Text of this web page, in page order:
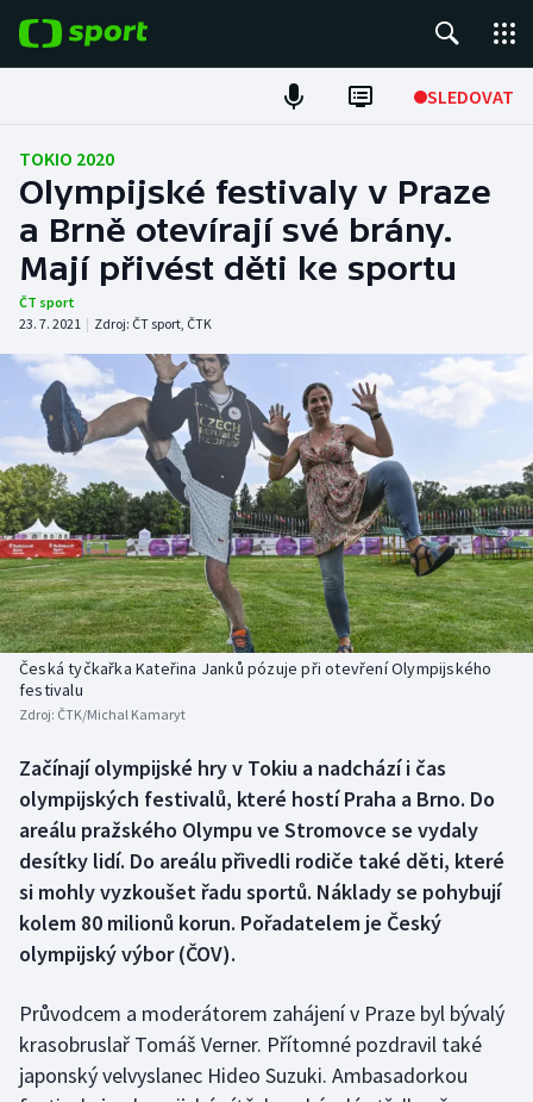
SLEDOVAT
Fotbal
Hokej
Tenis
Atletika
Cyklistika
DALŠÍ SPORTY
Americký fotbal
Baseball a softbal
Basketbal
Biatlon
Boby a skeleton
Box
Curling
Dostihy
Florbal
Futsal
NEPŘEHLÉDNĚTE
Soutěže
Historické návraty
Aplikace ČT sport
AZ kvíz
TOKIO 2020
Olympijské festivaly v Praze
a Brně otevírají své brány.
Mají přivést děti ke sportu
ČT sport
23. 7. 2021 | Zdroj: ČT sport, ČTK
Česká tyčkařka Kateřina Janků pózuje při otevření Olympijského
festivalu
Zdroj: ČTK/Michal Kamaryt
Začínají olympijské hry v Tokiu a nadchází i čas
olympijských festivalů, které hostí Praha a Brno. Do
areálu pražského Olympu ve Stromovce se vydaly
desítky lidí. Do areálu přivedli rodiče také děti, které
si mohly vyzkoušet řadu sportů. Náklady se pohybují
kolem 80 milionů korun. Pořadatelem je Český
olympijský výbor (ČOV).
Průvodcem a moderátorem zahájení v Praze byl bývalý
krasobruslař Tomáš Verner. Přítomné pozdravil také
japonský velvyslanec Hideo Suzuki. Ambasadorkou